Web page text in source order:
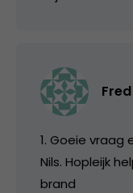
1. Goeie vraag
Nils. Hopleijk
brand